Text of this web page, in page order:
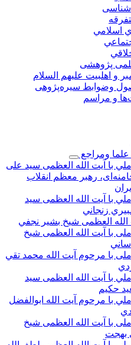
اسلامي
پژوهشی
و اهلبيت علیهم السلام
وضوابط سيره‌پژوهی
و مراسم
علما ومراجع
با آیت الله العظمی سید علی
رهبر معظم انقلاب
با آيت الله العظمى سید
زنجاني
الله العظمى شيخ بشير نجفي
با آيت الله العظمى شيخ
با مرحوم آيت الله محمد تقي
با آیت الله العظمی سید
حکیم
با مرحوم آیت الله ابوالفضل
با آيت الله العظمى شيخ
بهجت